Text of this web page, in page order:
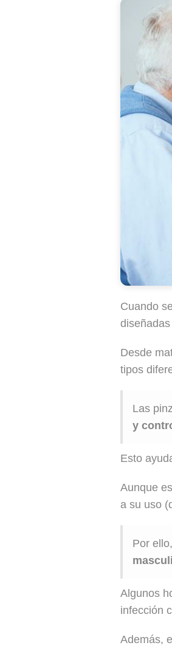
Cuando
Desde
tipos
Las
y
Esto
Aunque
a su uso
Por ello,
Algunos
infección
Además,